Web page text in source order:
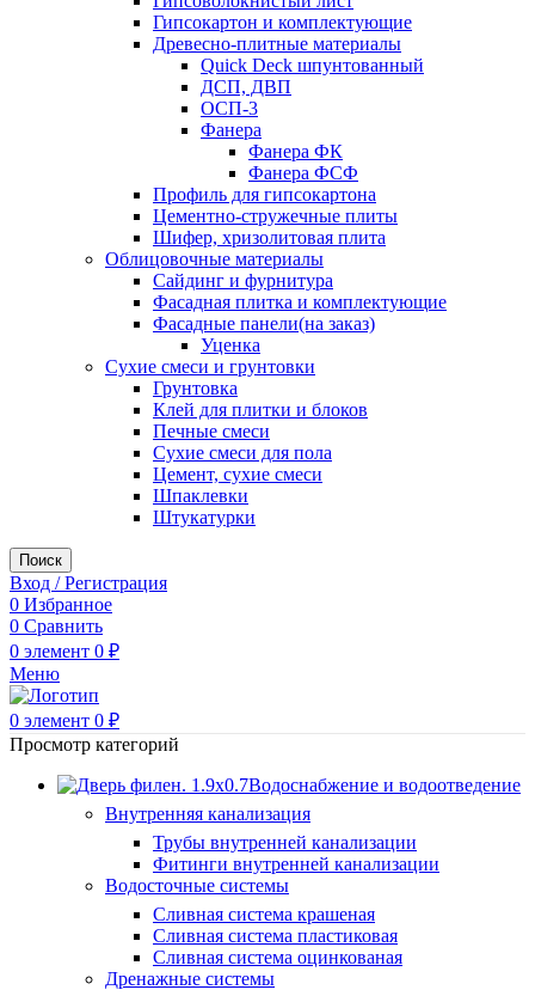
Гипсокартон и комплектующие
Древесно-плитные материалы
Quick Deck шпунтованный
ДСП, ДВП
ОСП-3
Фанера
Фанера ФК
Фанера ФСФ
Профиль для гипсокартона
Цементно-стружечные плиты
Шифер, хризолитовая плита
Облицовочные материалы
Сайдинг и фурнитура
Фасадная плитка и комплектующие
Фасадные панели(на заказ)
Уценка
Сухие смеси и грунтовки
Грунтовка
Клей для плитки и блоков
Печные смеси
Сухие смеси для пола
Цемент, сухие смеси
Шпаклевки
Штукатурки
Поиск
Вход / Регистрация
0 Избранное
0 Сравнить
0 элемент 0 ₽
Меню
0 элемент 0 ₽
Просмотр категорий
Водоснабжение и водоотведение
Внутренняя канализация
Трубы внутренней канализации
Фитинги внутренней канализации
Водосточные системы
Сливная система крашеная
Сливная система пластиковая
Сливная система оцинкованая
Дренажные системы